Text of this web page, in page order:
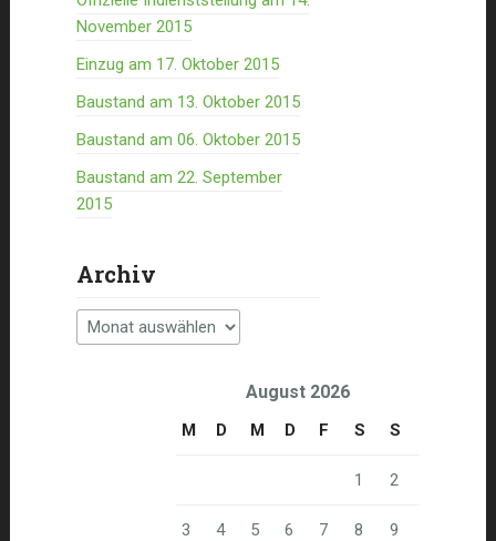
November 2015
Einzug am 17. Oktober 2015
Baustand am 13. Oktober 2015
Baustand am 06. Oktober 2015
Baustand am 22. September
2015
Archiv
Archiv
August 2026
M D M D F S S
1 2
3 4 5 6 7 8 9